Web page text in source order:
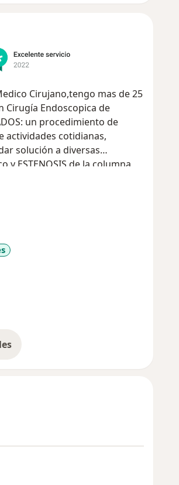
Cirujano,tengo mas de 25
Cirugía Endoscopica de
un procedimiento de
actividades cotidianas,
solución a diversas
ESTENOSIS de la columna
columna.